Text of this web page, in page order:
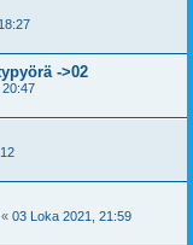
->02
« 03 Loka 2021, 21:59